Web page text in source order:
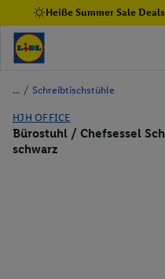
Heiße Summer Sale
/ Schreibtischstühle
HJH OFFICE
Bürostuhl / Chefsessel
schwarz